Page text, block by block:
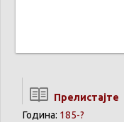
Прелистајте
Година: 185-?